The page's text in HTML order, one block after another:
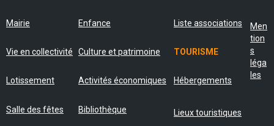
Mairie Enfance Liste associations
Vie en collectivité Culture et patrimoine TOURISME
Lotissement Activités économiques Hébergements
Salle des fêtes Bibliothèque Lieux touristiques
Men
tion
s
léga
les